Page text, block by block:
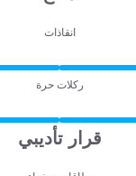
انقاذات
ركلات حرة
قرار تأديبي